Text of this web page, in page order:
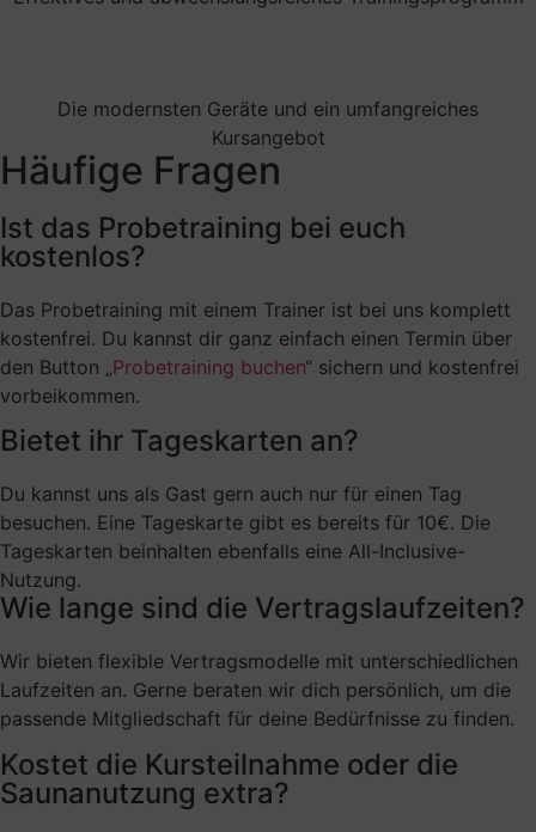
Die modernsten Geräte und ein umfangreiches
Kursangebot
Häufige Fragen
Ist das Probetraining bei euch
kostenlos?
Das Probetraining mit einem Trainer ist bei uns komplett
kostenfrei. Du kannst dir ganz einfach einen Termin über
den Button „Probetraining buchen“ sichern und kostenfrei
vorbeikommen.
Bietet ihr Tageskarten an?
Du kannst uns als Gast gern auch nur für einen Tag
besuchen. Eine Tageskarte gibt es bereits für 10€. Die
Tageskarten beinhalten ebenfalls eine All-Inclusive-
Nutzung.
Wie lange sind die Vertragslaufzeiten?
Wir bieten flexible Vertragsmodelle mit unterschiedlichen
Laufzeiten an. Gerne beraten wir dich persönlich, um die
passende Mitgliedschaft für deine Bedürfnisse zu finden.
Kostet die Kursteilnahme oder die
Saunanutzung extra?